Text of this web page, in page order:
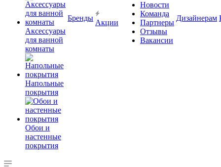
Аксессуары
для ванной
комнаты
Напольные
покрытия
Обои и
настенные
покрытия
Бренды
Акции
Новости
Команда
Партнеры
Отзывы
Вакансии
Дизайнерам